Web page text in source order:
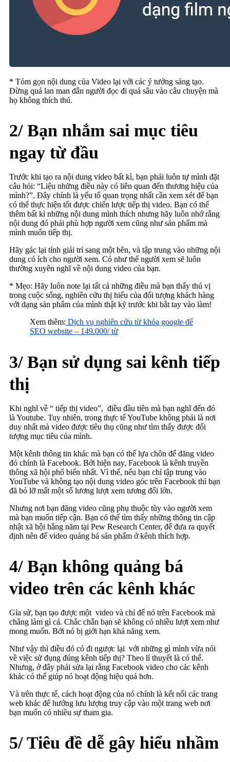
* Tóm gọn nội dung của Video lại với các ý tưởng sáng tạo.
Đừng quá lan man dẫn người đọc đi quá sâu vào câu chuyện mà
họ không thích thú.
2/ Bạn nhắm sai mục tiêu
ngay từ đầu
Trước khi tạo ra nội dung video bất kì, bạn phải luôn tự mình đặt
câu hỏi: “Liệu những điều này có liên quan đến thương hiệu của
mình?”. Đây chính là yếu tố quan trọng nhất cần xem xét để bạn
có thể thực hiện tốt được chiến lược tiếp thị video. Bạn có thể
thêm bất kì những nội dung mình thích nhưng hãy luôn nhớ rằng
nội dung đó phải phù hợp người xem cũng như sản phẩm mà
mình muốn tiếp thị.
Hãy gác lại tính giải trí sang một bên, và tập trung vào những nội
dung có ích cho người xem. Có như thế người xem sẽ luôn
thường xuyên nghĩ về nội dung video của bạn.
* Mẹo: Hãy luôn note lại tất cả những điều mà bạn thấy thú vị
trong cuộc sống, nghiên cứu thị hiếu của đối tượng khách hàng
với dạng sản phẩm của mình thật kỹ trước khi bắt tay vào làm!
Xem thêm: Dịch vụ nghiên cứu từ khóa google để
SEO website – 149.000/ từ
3/ Bạn sử dụng sai kênh tiếp
thị
Khi nghĩ về “ tiếp thị video”, điều đầu tiên mà bạn nghĩ đến đó
là Youtube. Tuy nhiên, trong thực tế YouTube không phải là nơi
duy nhất mà video được tiêu thụ cũng như tìm thấy được đối
tượng mục tiêu của mình.
Một kênh thông tin khác mà bạn có thể lựa chôn để đăng video
đó chính là Facebook. Bởi hiện nay, Facebook là kênh truyền
thông xã hội phổ biến nhất. Vì thế, nếu bạn chỉ tập trung vào
YouTube và không tạo nội dung video góc trên Facebook thì bạn
đã bỏ lỡ mất một số lương lượt xem tương đối lớn.
Nhưng nơi bạn đăng video cũng phụ thuộc tùy vào người xem
mà bạn muốn tiếp cận. Bạn có thể tìm thấy những thông tin cập
nhật xã hội hằng năm tại Pew Research Center, để đưa ra quyết
định nên để video quảng bá sản phẩm ở kênh thích hợp.
4/ Bạn không quảng bá
video trên các kênh khác
Gỉa sử, bạn tạo được một video và chỉ để nó trên Facebook mà
chẳng làm gì cả. Chắc chắn bạn sẽ không có nhiều lượt xem như
mong muốn. Bởi nó bị giới hạn khả năng xem.
Như vậy thì điều đó có đi ngược lại với những gì mình vừa nói
về việc sử đụng đúng kênh tiếp thị? Theo lí thuyết là có thể.
Nhưng, ở đây phải sửa lại rằng Facebook video cho các kênh
khác có thể giúp nó hoạt động hiệu quả hơn.
Và trên thực tế, cách hoạt động của nó chính là kết nối các trang
web khác để hướng lưu lượng truy cập vào một trang web nơi
bạn muốn có nhiều sự tham gia.
5/ Tiêu đề dễ gây hiểu nhầm